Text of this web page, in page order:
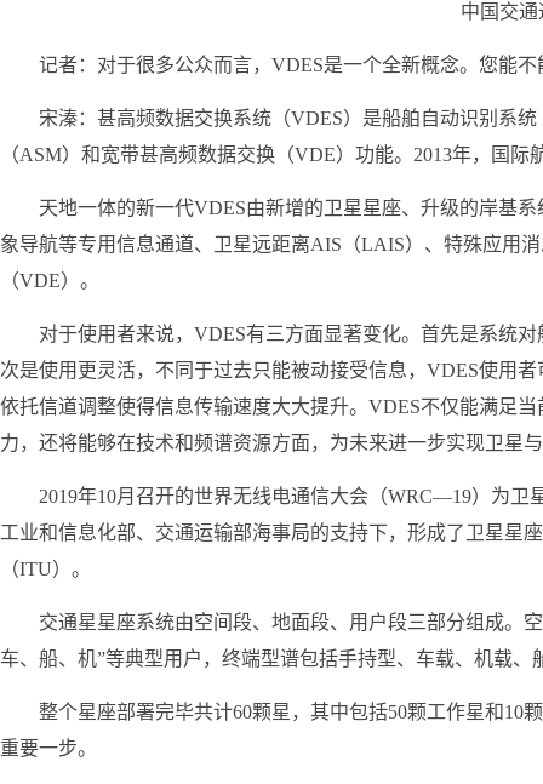
中国交
记者：对于很多公众而言，VDES是一个全新概念。您能
宋溱：甚高频数据交换系统（VDES）是船舶自动识别系
（ASM）和宽带甚高频数据交换（VDE）功能。2013年，国
天地一体的新一代VDES由新增的卫星星座、升级的岸基
象导航等专用信息通道、卫星远距离AIS（LAIS）、特殊应用
（VDE）。
对于使用者来说，VDES有三方面显著变化。首先是系统
次是使用更灵活，不同于过去只能被动接受信息，VDES使用
依托信道调整使得信息传输速度大大提升。VDES不仅能满足
力，还将能够在技术和频谱资源方面，为未来进一步实现卫星
2019年10月召开的世界无线电通信大会（WRC—19）为
工业和信息化部、交通运输部海事局的支持下，形成了卫星星
（ITU）。
交通星星座系统由空间段、地面段、用户段三部分组成。
车、船、机”等典型用户，终端型谱包括手持型、车载、机载
整个星座部署完毕共计60颗星，其中包括50颗工作星和10
重要一步。